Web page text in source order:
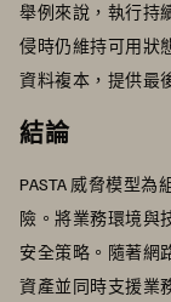
舉例來說，執行持
侵時仍維持可用狀
資料複本，提供最
結論
PASTA 威脅模型
險。將業務環境與
安全策略。隨著網
資產並同時支援業